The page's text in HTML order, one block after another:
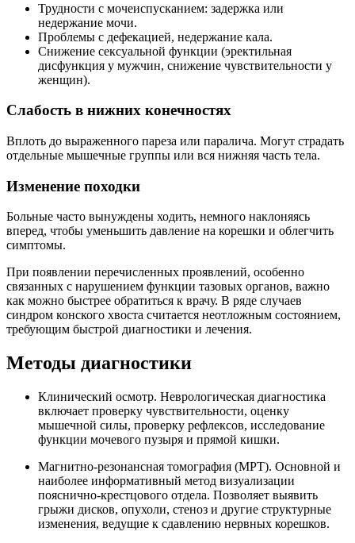
Трудности с мочеиспусканием: задержка или
недержание мочи.
Проблемы с дефекацией, недержание кала.
Снижение сексуальной функции (эректильная
дисфункция у мужчин, снижение чувствительности у
женщин).
Слабость в нижних конечностях
Вплоть до выраженного пареза или паралича. Могут страдать
отдельные мышечные группы или вся нижняя часть тела.
Изменение походки
Больные часто вынуждены ходить, немного наклоняясь
вперед, чтобы уменьшить давление на корешки и облегчить
симптомы.
При появлении перечисленных проявлений, особенно
связанных с нарушением функции тазовых органов, важно
как можно быстрее обратиться к врачу. В ряде случаев
синдром конского хвоста считается неотложным состоянием,
требующим быстрой диагностики и лечения.
Методы диагностики
Клинический осмотр. Неврологическая диагностика
включает проверку чувствительности, оценку
мышечной силы, проверку рефлексов, исследование
функции мочевого пузыря и прямой кишки.
Магнитно-резонансная томография (МРТ). Основной и
наиболее информативный метод визуализации
пояснично-крестцового отдела. Позволяет выявить
грыжи дисков, опухоли, стеноз и другие структурные
изменения, ведущие к сдавлению нервных корешков.